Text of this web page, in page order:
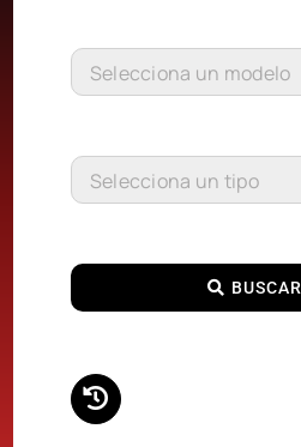
Selecciona un modelo
Selecciona un tipo
BUSCAR